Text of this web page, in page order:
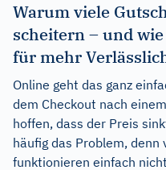
Warum viele
scheitern – und
für mehr
Online geht das ganz
dem Checkout nach
hoffen, dass der Preis
häufig das Problem, denn
funktionieren einfach